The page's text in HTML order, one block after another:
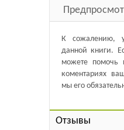
К сожалению,
данной книги.
можете помочь
коментариях
мы его
Отзывы